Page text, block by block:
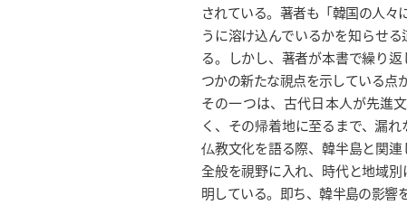
されている。著者も「韓国の人々
うに溶け込んでいるかを知らせ
る。しかし、著者が本書で繰り
つかの新たな視点を示している点
その一つは、古代日本人が先進
く、その帰着地に至るまで、漏
仏教文化を語る際、韓半島と関
全般を視野に入れ、時代と地域
明している。即ち、韓半島の影響